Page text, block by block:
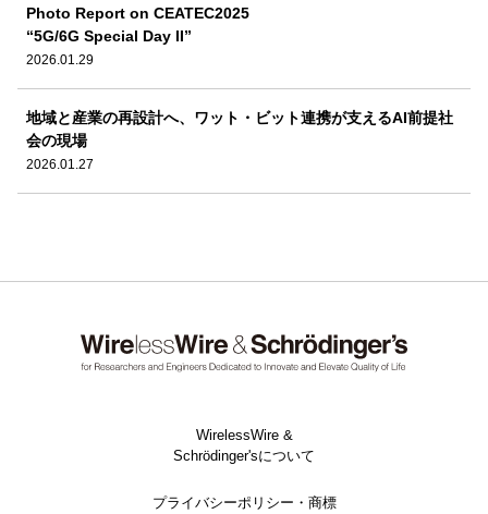
Photo Report on CEATEC2025
“5G/6G Special Day II”
2026.01.29
地域と産業の再設計へ、ワット・ビット連携が支えるAI前提社
会の現場
2026.01.27
WirelessWire &
Schrödinger'sについて
プライバシーポリシー・商標